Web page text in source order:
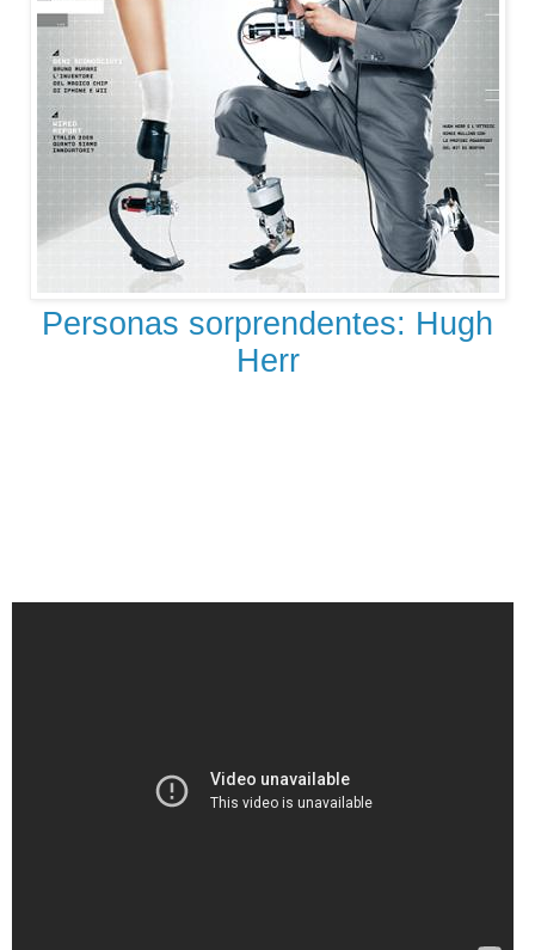
Personas sorprendentes: Hugh
Herr